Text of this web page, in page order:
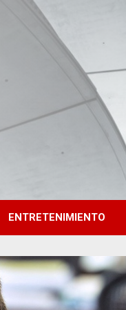
ENTRETENIMIENTO